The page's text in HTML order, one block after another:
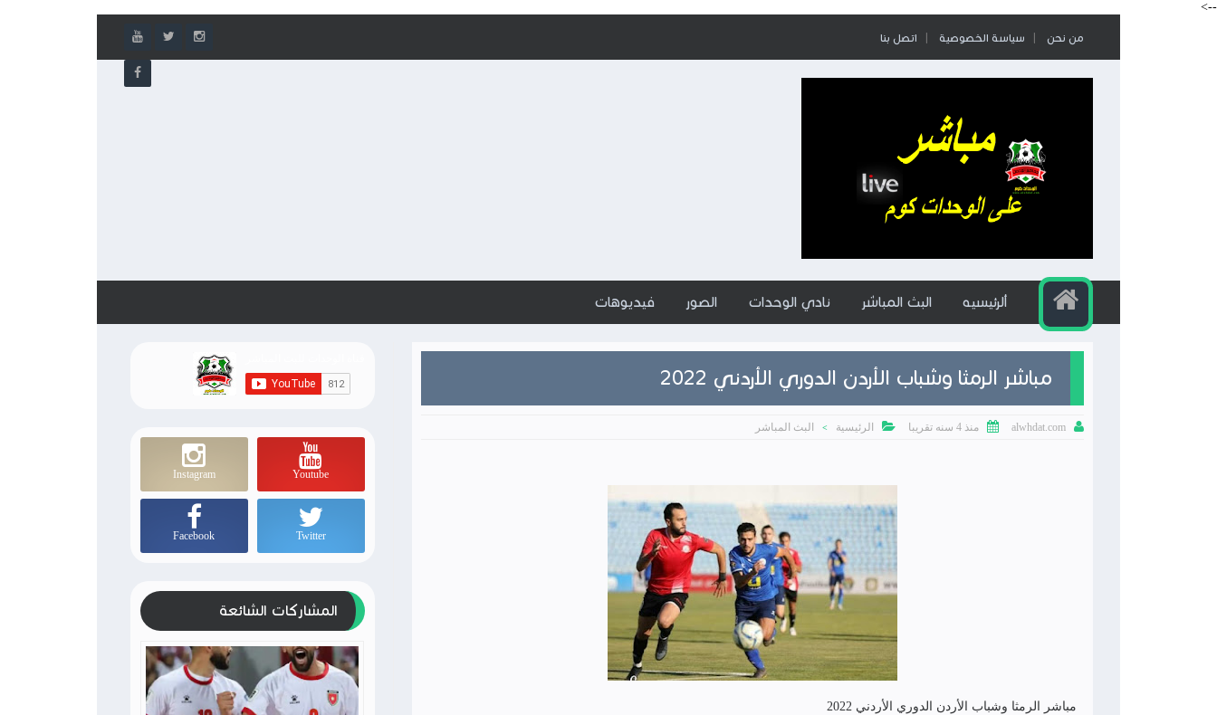
-->
من نحن سياسة الخصوصية اتصل بنا
ألرئيسيه البث المباشر نادي الوحدات الصور فيديوهات
مباشر الرمثا وشباب الأردن الدوري الأردني 2022

alwhdat.com
 منذ 4 سنه تقريبا  الرئيسية > البث المباشر
مباشر الرمثا وشباب الأردن الدوري الأردني 2022
Youtube
Instagram
Twitter
Facebook
المشاركات الشائعة